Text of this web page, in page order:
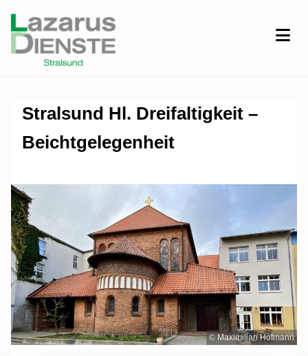
Stralsund Hl. Dreifaltigkeit –
Beichtgelegenheit
© Maximilian Hofmann